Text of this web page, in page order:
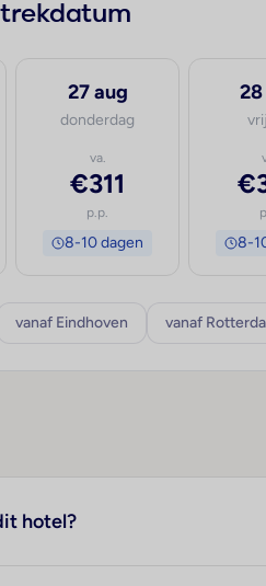
27 aug
donderdag
va.
€311
p.p.
8-10 dagen
28
8-
vanaf Eindhoven vanaf
hotel?